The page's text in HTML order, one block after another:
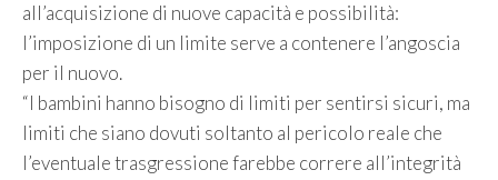
all’acquisizione di nuove capacità e possibilità:
l’imposizione di un limite serve a contenere l’angoscia
per il nuovo.
“I bambini hanno bisogno di limiti per sentirsi sicuri, ma
limiti che siano dovuti soltanto al pericolo reale che
l’eventuale trasgressione farebbe correre all’integrità